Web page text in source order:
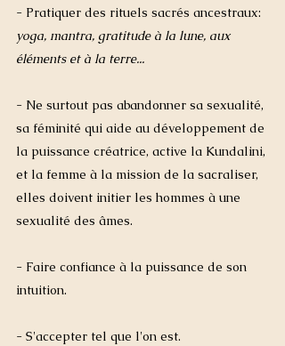
- Pratiquer des rituels sacrés ancestraux:
yoga, mantra, gratitude à la lune, aux
éléments et à la terre...
- Ne surtout pas abandonner sa sexualité,
sa féminité qui aide au développement de
la puissance créatrice, active la Kundalini,
et la femme à la mission de la sacraliser,
elles doivent initier les hommes à une
sexualité des âmes.
- Faire confiance à la puissance de son
intuition.
- S'accepter tel que l'on est.